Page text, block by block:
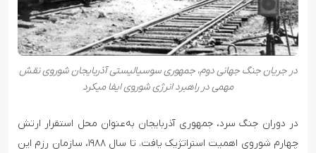
در جریان جنگ جهانی دوم، جمهوری سوسیالیستی آذربایجان شوروی نقش
مهمی در راهبرد انرژی شوروی ایفا میکرد
در دوران جنگ سرد، جمهوری آذربایجان به‌عنوان محل استقرار ارتش
چهارم شوروی اهمیت استراتژیک یافت. تا سال ۱۹۸۸، سازمان رزم این